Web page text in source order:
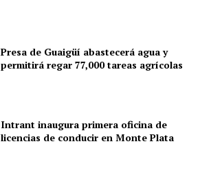
Presa de Guaigüí abastecerá agua y
permitirá regar 77,000 tareas agrícolas
Intrant inaugura primera oficina de
licencias de conducir en Monte Plata